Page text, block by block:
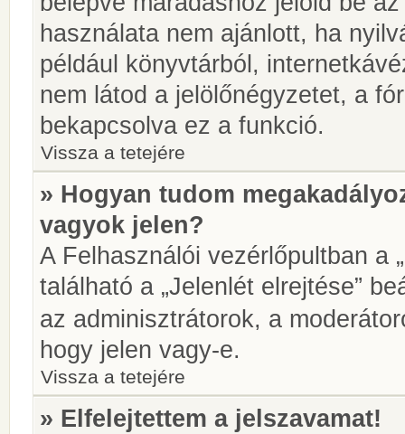
használata nem ajánlott, ha
például könyvtárból,
nem látod a jelölőnégyzetet, a
bekapcsolva ez a funkció.
Vissza a tetejére
» Hogyan tudom
vagyok jelen?
A Felhasználói vezérlőpultban a
található a „Jelenlét elrejtése”
az adminisztrátorok, a
hogy jelen vagy-e.
Vissza a tetejére
» Elfelejtettem a jelszavamat!